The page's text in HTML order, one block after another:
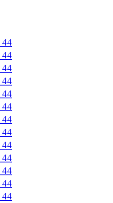
44
44
44
44
44
44
44
44
44
44
44
44
44